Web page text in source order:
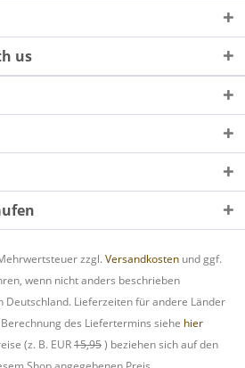
us
zzgl. Versandkosten und ggf.
wenn nicht anders beschrieben
Lieferzeiten für andere Länder
des Liefertermins siehe hier
(z. B. EUR15,95) beziehen sich auf den